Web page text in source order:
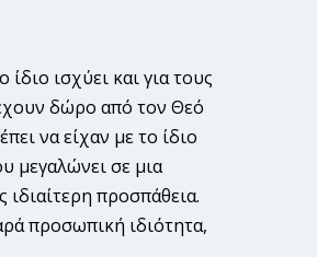
ισχύει και για τους
δώρο από τον Θεό
να είχαν με το ίδιο
μεγαλώνει σε μια
προσπάθεια.
προσωπική ιδιότητα,